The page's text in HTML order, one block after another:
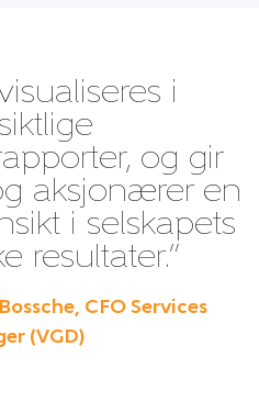
i
og gir
aksjonærer en
i selskapets
resultater.”
CFO Services
(VGD)